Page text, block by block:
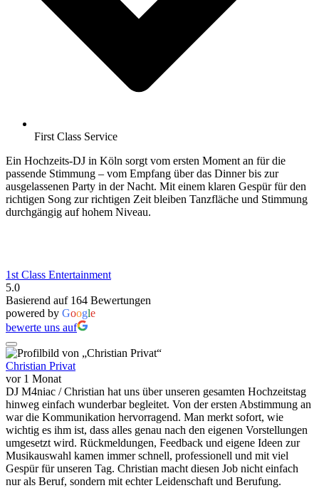
First Class Service
Ein Hochzeits-DJ in Köln sorgt vom ersten Moment an für die
passende Stimmung – vom Empfang über das Dinner bis zur
ausgelassenen Party in der Nacht. Mit einem klaren Gespür für den
richtigen Song zur richtigen Zeit bleiben Tanzfläche und Stimmung
durchgängig auf hohem Niveau.
1st Class Entertainment
5.0
Basierend auf 164 Bewertungen
powered by Google
bewerte uns auf
Christian Privat
vor 1 Monat
DJ M4niac / Christian hat uns über unseren gesamten Hochzeitstag
hinweg einfach wunderbar begleitet. Von der ersten Abstimmung an
war die Kommunikation hervorragend. Man merkt sofort, wie
wichtig es ihm ist, dass alles genau nach den eigenen Vorstellungen
umgesetzt wird. Rückmeldungen, Feedback und eigene Ideen zur
Musikauswahl kamen immer schnell, professionell und mit viel
Gespür für unseren Tag. Christian macht diesen Job nicht einfach
nur als Beruf, sondern mit echter Leidenschaft und Berufung.